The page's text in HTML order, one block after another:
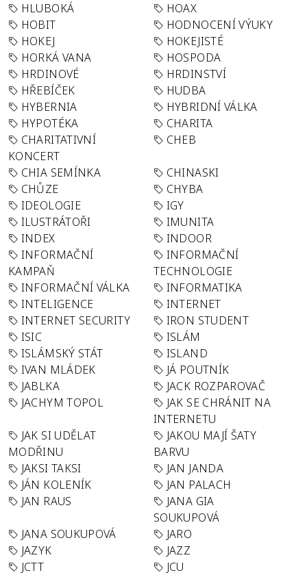
HLUBOKÁ
HOAX
HOBIT
HODNOCENÍ VÝUKY
HOKEJ
HOKEJISTÉ
HORKÁ VANA
HOSPODA
HRDINOVÉ
HRDINSTVÍ
HŘEBÍČEK
HUDBA
HYBERNIA
HYBRIDNÍ VÁLKA
HYPOTÉKA
CHARITA
CHARITATIVNÍ
KONCERT
CHEB
CHIA SEMÍNKA
CHINASKI
CHŮZE
CHYBA
IDEOLOGIE
IGY
ILUSTRÁTOŘI
IMUNITA
INDEX
INDOOR
INFORMAČNÍ
KAMPAŇ
INFORMAČNÍ
TECHNOLOGIE
INFORMAČNÍ VÁLKA
INFORMATIKA
INTELIGENCE
INTERNET
INTERNET SECURITY
IRON STUDENT
ISIC
ISLÁM
ISLÁMSKÝ STÁT
ISLAND
IVAN MLÁDEK
JÁ POUTNÍK
JABLKA
JACK ROZPAROVAČ
JACHYM TOPOL
JAK SE CHRÁNIT NA
INTERNETU
JAK SI UDĚLAT
MODŘINU
JAKOU MAJÍ ŠATY
BARVU
JAKSI TAKSI
JAN JANDA
JÁN KOLENÍK
JAN PALACH
JAN RAUS
JANA GIA
SOUKUPOVÁ
JANA SOUKUPOVÁ
JARO
JAZYK
JAZZ
JCTT
JCU